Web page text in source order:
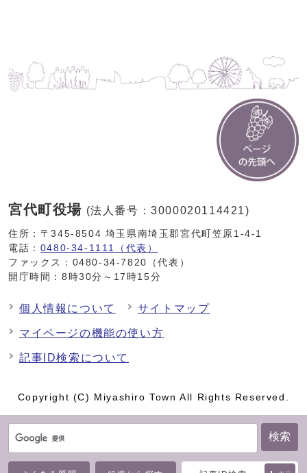
検索
宮代町役場 (法人番号：3000020114421)
住所：〒345-8504 埼玉県南埼玉郡宮代町笠原1-4-1
電話： 0480-34-1111（代表）
ファックス：0480-34-7820（代表）
開庁時間：8時30分～17時15分
個人情報について サイトマップ
マイページの機能の使い方
記事ID検索について
Copyright (C) Miyashiro Town All Rights Reserved.